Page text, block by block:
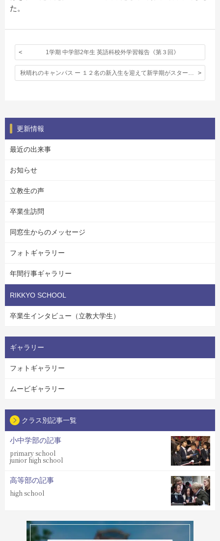
た。
1学期 中学部2年生 英語科校外学習報告《第３回》
更新情報
最近の出来事
お知らせ
立教生の声
卒業生訪問
同窓生からのメッセージ
フォトギャラリー
年間行事ギャラリー
RIKKYO SCHOOL
卒業生インタビュー（立教大学生）
ギャラリー
フォトギャラリー
ムービギャラリー
クラス別記事一覧
小中学部の記事
primary school
junior high school
高等部の記事
high school